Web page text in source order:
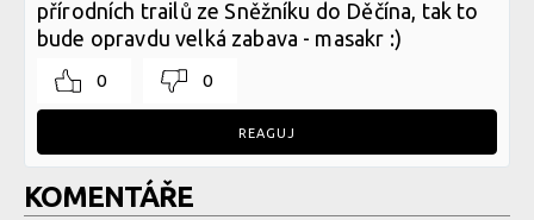
přírodních trailů ze Sněžníku do Děčína, tak to
bude opravdu velká zabava - masakr :)
0 0
REAGUJ
KOMENTÁŘE